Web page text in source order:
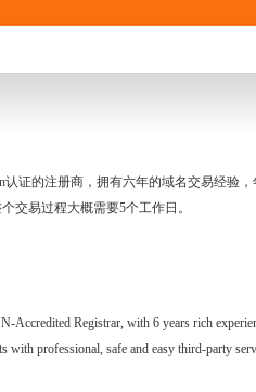
证的注册商，拥有六年的域名交易经验
交易过程大概需要5个工作日。
Registrar, with 6 years rich
professional, safe and easy third-party